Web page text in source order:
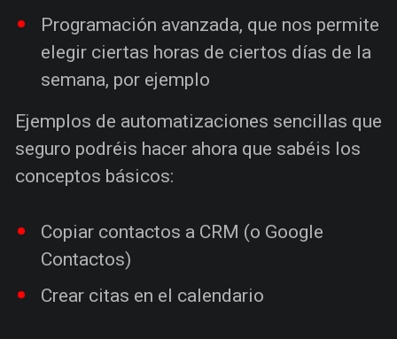
Programación avanzada, que nos permite
elegir ciertas horas de ciertos días de la
semana, por ejemplo
Ejemplos de automatizaciones sencillas que
seguro podréis hacer ahora que sabéis los
conceptos básicos:
Copiar contactos a CRM (o Google
Contactos)
Crear citas en el calendario